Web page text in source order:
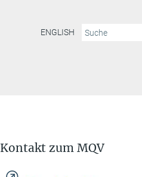
ENGLISH
Kontakt zum MQV